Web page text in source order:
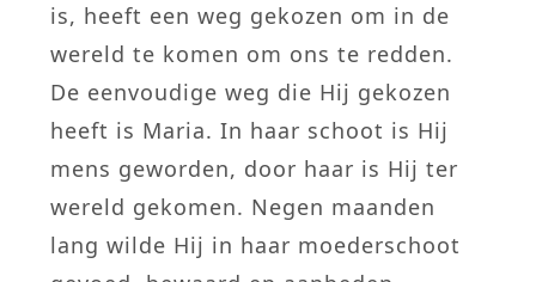
is, heeft een weg gekozen om in de
wereld te komen om ons te redden.
De eenvoudige weg die Hij gekozen
heeft is Maria. In haar schoot is Hij
mens geworden, door haar is Hij ter
wereld gekomen. Negen maanden
lang wilde Hij in haar moederschoot